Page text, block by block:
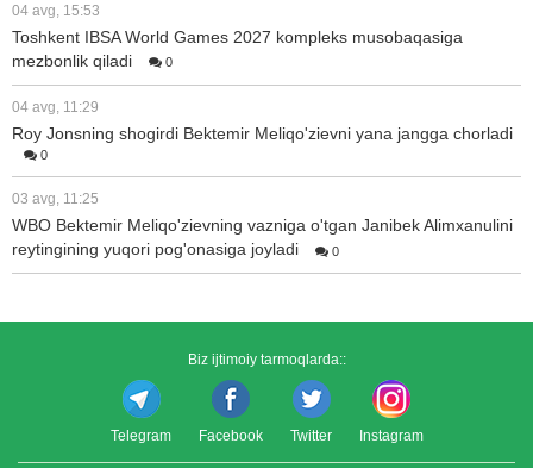
04 avg, 15:53
Toshkent IBSA World Games 2027 kompleks musobaqasiga
mezbonlik qiladi
0
04 avg, 11:29
Roy Jonsning shogirdi Bektemir Meliqo'zievni yana jangga chorladi
0
03 avg, 11:25
WBO Bektemir Meliqo'zievning vazniga o'tgan Janibek Alimxanulini
reytingining yuqori pog'onasiga joyladi
0
Biz ijtimoiy tarmoqlarda::
Telegram Facebook Twitter Instagram